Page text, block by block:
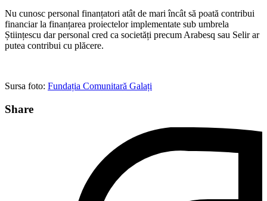
Nu cunosc personal finanțatori atât de mari încât să poată contribui
financiar la finanțarea proiectelor implementate sub umbrela
Științescu dar personal cred ca societăți precum Arabesq sau Selir ar
putea contribui cu plăcere.
Sursa foto: Fundația Comunitară Galați
Share